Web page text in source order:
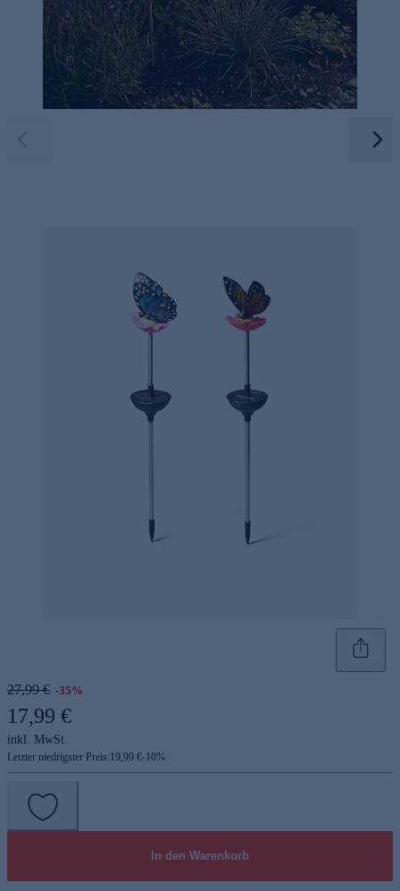
27,99 € -35%
17,99 €
inkl. MwSt.
Letzter niedrigster Preis:19,99 €-10%
In den Warenkorb